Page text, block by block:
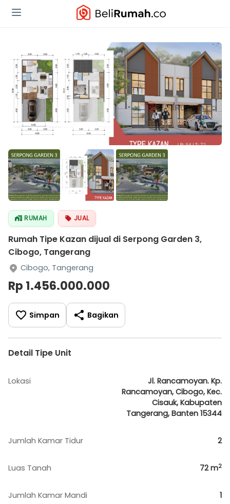
RUMAH JUAL
Rumah Tipe Kazan dijual di Serpong Garden 3,
Cibogo, Tangerang
Cibogo, Tangerang
Rp 1.456.000.000
Simpan Bagikan
Detail Tipe Unit
Lokasi
Jl. Rancamoyan. Kp.
Rancamoyan, Cibogo, Kec.
Cisauk, Kabupaten
Tangerang, Banten 15344
Jumlah Kamar Tidur 2
Luas Tanah 72m2
Jumlah Kamar Mandi 1